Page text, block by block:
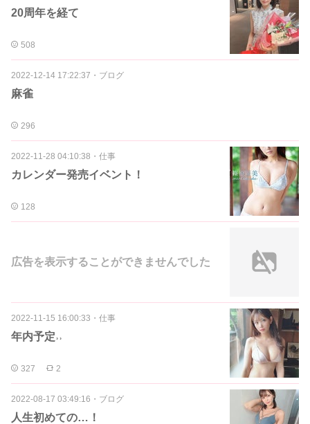
20周年を経て
508
2022-12-14 17:22:37 ・ ブログ
麻雀
296
2022-11-28 04:10:38 ・ 仕事
カレンダー発売イベント！
128
広告を表示することができませんでした
2022-11-15 16:00:33 ・ 仕事
年内予定˒˒
327 2
2022-08-17 03:49:16 ・ ブログ
人生初めての…！